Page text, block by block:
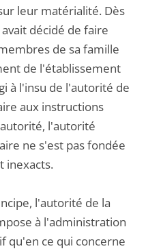
leur matérialité. Dès
décidé de faire
de sa famille
de l'établissement
à l'insu de l'autorité de
aux instructions
l'autorité
ne s'est pas fondée
inexacts.
l'autorité de la
à l'administration
qu'en ce qui concerne